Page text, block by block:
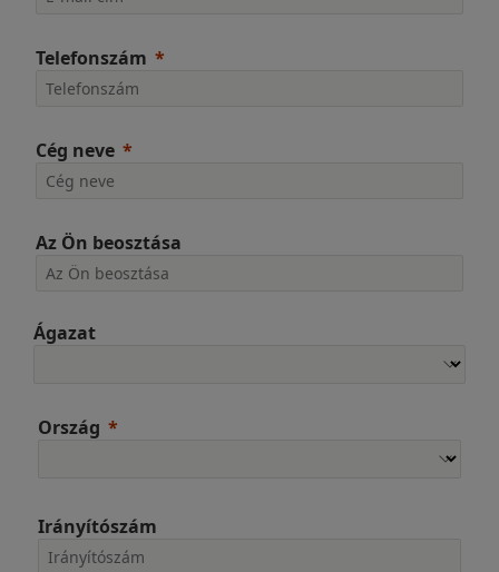
Telefonszám
Cég neve
Az Ön beosztása
Ágazat
Ország
Irányítószám